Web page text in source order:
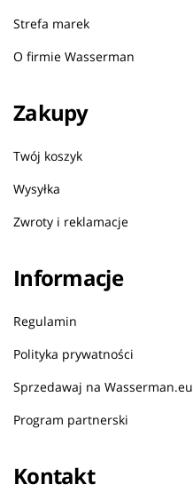
Strefa marek
O firmie Wasserman
Zakupy
Twój koszyk
Wysyłka
Zwroty i reklamacje
Informacje
Regulamin
Polityka prywatności
Sprzedawaj na Wasserman.eu
Program partnerski
Kontakt